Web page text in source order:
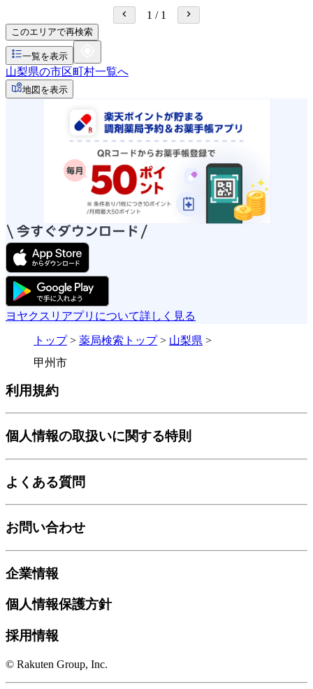
1 / 1
このエリアで再検索
一覧を表示
山梨県の市区町村一覧へ
地図を表示
ヨヤクスリアプリについて詳しく見る
トップ> 薬局検索トップ> 山梨県 >
甲州市
利用規約
個人情報の取扱いに関する特則
よくある質問
お問い合わせ
企業情報
個人情報保護方針
採用情報
© Rakuten Group, Inc.